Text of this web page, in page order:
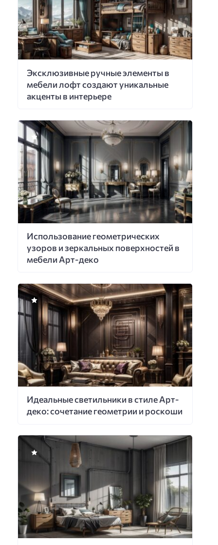
Эксклюзивные ручные элементы в
мебели лофт создают уникальные
акценты в интерьере
Использование геометрических
узоров и зеркальных поверхностей в
мебели Арт-деко
Идеальные светильники в стиле Арт-
деко: сочетание геометрии и роскоши